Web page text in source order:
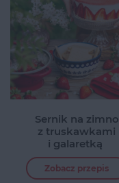
Sernik na zimno
z truskawkami
i galaretką
Zobacz przepis